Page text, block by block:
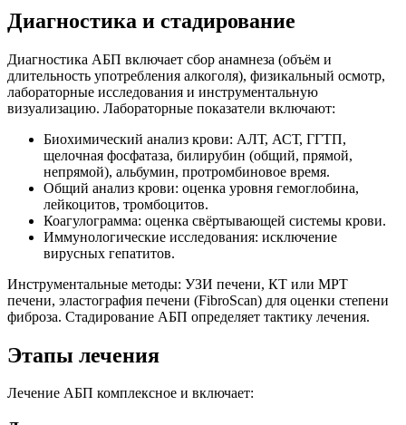
Диагностика и стадирование
Диагностика АБП включает сбор анамнеза (объём и
длительность употребления алкоголя), физикальный осмотр,
лабораторные исследования и инструментальную
визуализацию. Лабораторные показатели включают:
Биохимический анализ крови: АЛТ, АСТ, ГГТП,
щелочная фосфатаза, билирубин (общий, прямой,
непрямой), альбумин, протромбиновое время.
Общий анализ крови: оценка уровня гемоглобина,
лейкоцитов, тромбоцитов.
Коагулограмма: оценка свёртывающей системы крови.
Иммунологические исследования: исключение
вирусных гепатитов.
Инструментальные методы: УЗИ печени, КТ или МРТ
печени, эластография печени (FibroScan) для оценки степени
фиброза. Стадирование АБП определяет тактику лечения.
Этапы лечения
Лечение АБП комплексное и включает: